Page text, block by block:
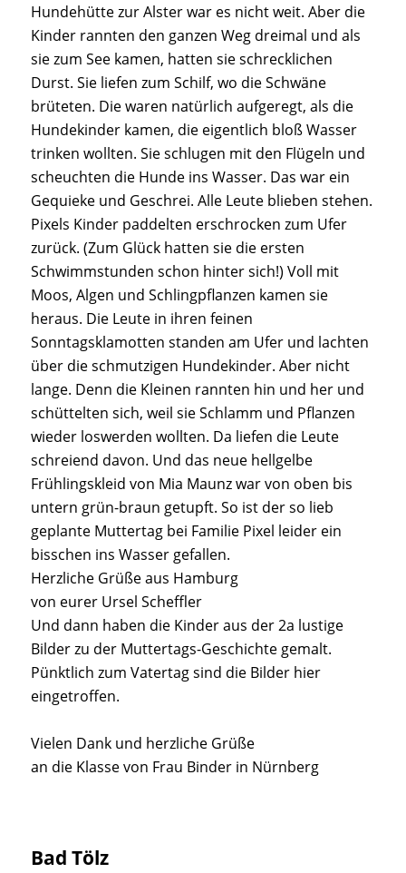
Hundehütte zur Alster war es nicht weit. Aber die
Kinder rannten den ganzen Weg dreimal und als
sie zum See kamen, hatten sie schrecklichen
Durst. Sie liefen zum Schilf, wo die Schwäne
brüteten. Die waren natürlich aufgeregt, als die
Hundekinder kamen, die eigentlich bloß Wasser
trinken wollten. Sie schlugen mit den Flügeln und
scheuchten die Hunde ins Wasser. Das war ein
Gequieke und Geschrei. Alle Leute blieben stehen.
Pixels Kinder paddelten erschrocken zum Ufer
zurück. (Zum Glück hatten sie die ersten
Schwimmstunden schon hinter sich!) Voll mit
Moos, Algen und Schlingpflanzen kamen sie
heraus. Die Leute in ihren feinen
Sonntagsklamotten standen am Ufer und lachten
über die schmutzigen Hundekinder. Aber nicht
lange. Denn die Kleinen rannten hin und her und
schüttelten sich, weil sie Schlamm und Pflanzen
wieder loswerden wollten. Da liefen die Leute
schreiend davon. Und das neue hellgelbe
Frühlingskleid von Mia Maunz war von oben bis
untern grün-braun getupft. So ist der so lieb
geplante Muttertag bei Familie Pixel leider ein
bisschen ins Wasser gefallen.
Herzliche Grüße aus Hamburg
von eurer Ursel Scheffler
Und dann haben die Kinder aus der 2a lustige
Bilder zu der Muttertags-Geschichte gemalt.
Pünktlich zum Vatertag sind die Bilder hier
eingetroffen.
Vielen Dank und herzliche Grüße
an die Klasse von Frau Binder in Nürnberg
Bad Tölz